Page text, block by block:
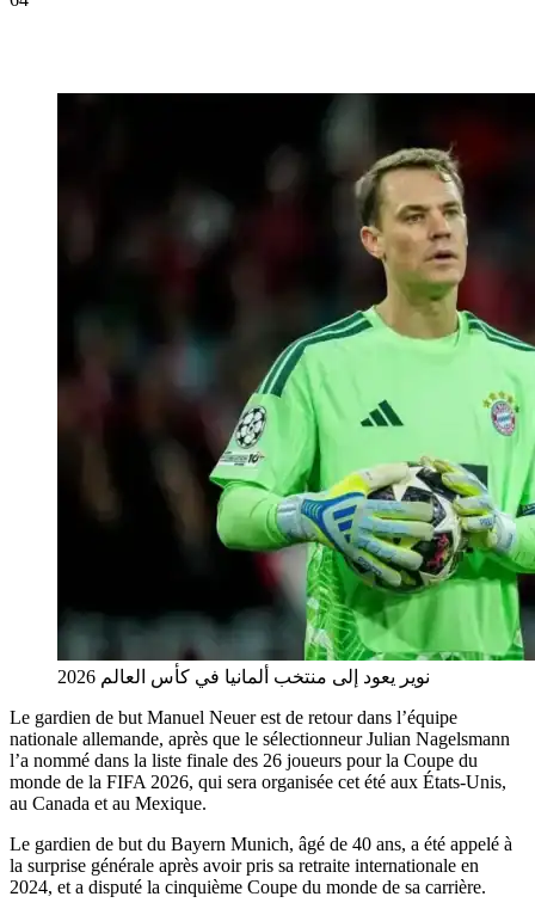
نوير يعود إلى منتخب ألمانيا في كأس العالم 2026
Le gardien de but Manuel Neuer est de retour dans l’équipe
nationale allemande, après que le sélectionneur Julian Nagelsmann
l’a nommé dans la liste finale des 26 joueurs pour la Coupe du
monde de la FIFA 2026, qui sera organisée cet été aux États-Unis,
au Canada et au Mexique.
Le gardien de but du Bayern Munich, âgé de 40 ans, a été appelé à
la surprise générale après avoir pris sa retraite internationale en
2024, et a disputé la cinquième Coupe du monde de sa carrière.